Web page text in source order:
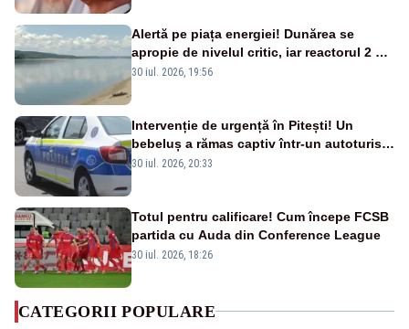
Alertă pe piața energiei! Dunărea se
apropie de nivelul critic, iar reactorul 2 de
la Cernavodă ar putea fi oprit
30 iul. 2026, 19:56
Intervenție de urgență în Pitești! Un
bebeluș a rămas captiv într-un autoturism
din cauza unei defecțiuni
30 iul. 2026, 20:33
Totul pentru calificare! Cum începe FCSB
partida cu Auda din Conference League
30 iul. 2026, 18:26
CATEGORII POPULARE